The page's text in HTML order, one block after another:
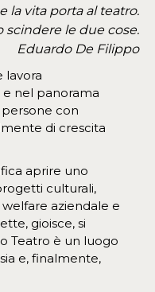
e la vita porta al teatro.
scindere le due cose.
Eduardo De Filippo
lavora
nel panorama
con
di crescita
aprire uno
culturali,
aziendale e
gioisce, si
Teatro è un luogo
e, finalmente,